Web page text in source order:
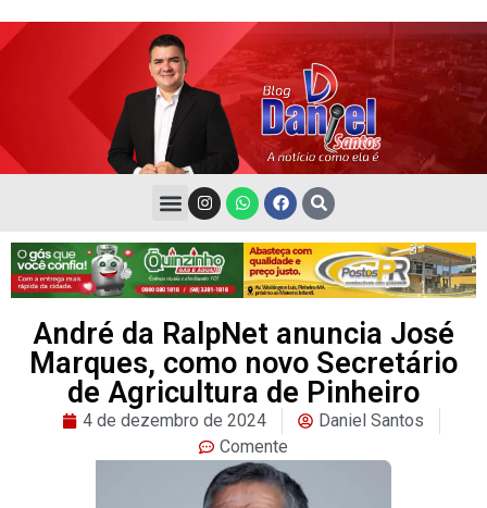
André da RalpNet anuncia José
Marques, como novo Secretário
de Agricultura de Pinheiro
4 de dezembro de 2024
Daniel Santos
Comente